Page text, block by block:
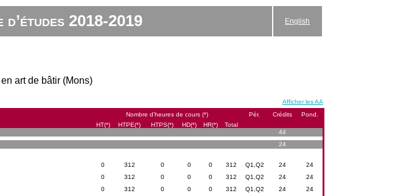
d’études 2018-2019 English
art de bâtir (Mons)
Afficher les AA
Nombre d’heures de cours (*) Pér. Crédits
Pond.
HT(*)
HTPE(*) HTPS(*) HD(*) HR(*) Total
44
24
0 312 0 0 0 312 Q1,Q2 24 24
0 312 0 0 0 312 Q1,Q2 24 24
0 312 0 0 0 312 Q1,Q2 24 24